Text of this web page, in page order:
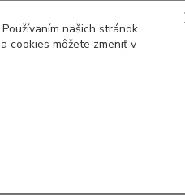
našich stránok
cookies môžete zmeniť v